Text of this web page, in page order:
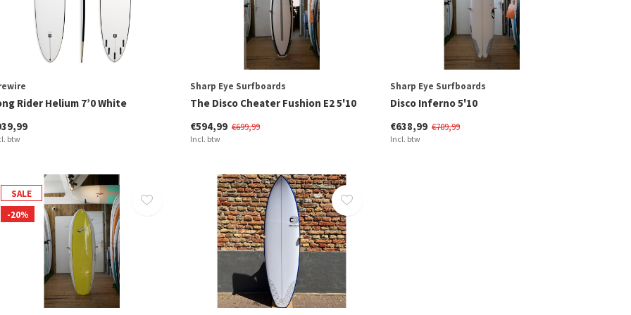
Rider Helium 7’0 White
btw
Sharp Eye Surfboards
The Disco Cheater Fushion E2 5'10
€594,99 €699,99
Incl. btw
Sharp Eye Surfboards
Disco Inferno 5'10
€638,99 €709,99
Incl. btw
SALE
-20%